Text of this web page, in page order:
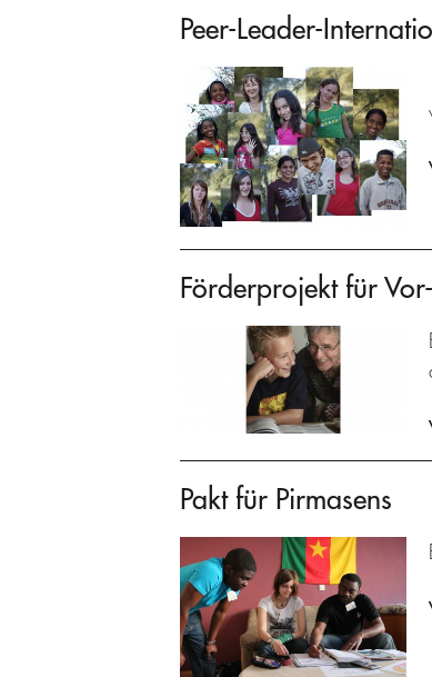
Peer-Leader-
Förderprojekt für
Pakt für Pirmasens